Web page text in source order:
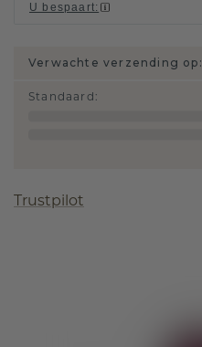
U bespaart:
Verwachte verzending op:
Standaard :
Trustpilot